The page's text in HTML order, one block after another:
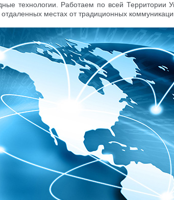
технологии. Работаем по всей Территории
местах от традиционных